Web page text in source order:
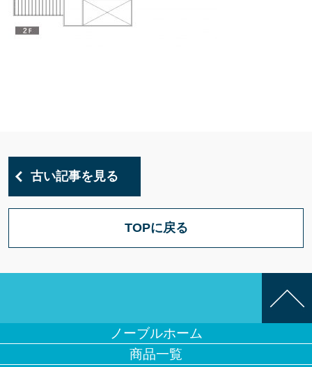
古い記事を見る
TOPに戻る
ノーブルホーム
商品一覧